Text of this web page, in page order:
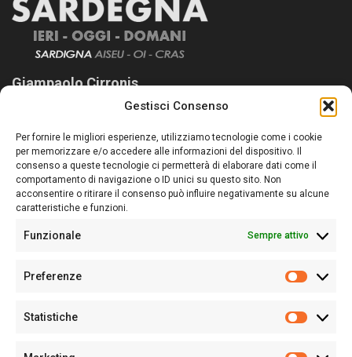
Gestisci Consenso
Per fornire le migliori esperienze, utilizziamo tecnologie come i cookie
per memorizzare e/o accedere alle informazioni del dispositivo. Il
consenso a queste tecnologie ci permetterà di elaborare dati come il
comportamento di navigazione o ID unici su questo sito. Non
acconsentire o ritirare il consenso può influire negativamente su alcune
caratteristiche e funzioni.
Funzionale Sempre attivo
Preferenze
Statistiche
Giampaolo Cirronis
Sardegna Ieri-Oggi-Domani nasce per informare “liberamente” i
lettori su quanto accade in Sardegna, con un occhio rivolto al
nostro passato e, soprattutto, al nostro futuro
Follow Us
Sede:Via Cristoforo Colombo 09013 Carbonia
Partita IVA02270380922